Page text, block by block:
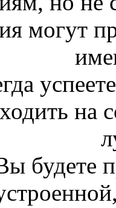
могут
на
будете